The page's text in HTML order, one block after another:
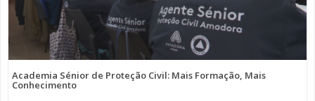
Academia Sénior de Proteção Civil: Mais Formação, Mais
Conhecimento